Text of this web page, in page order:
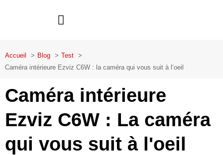
Accueil Blog
Test
Caméra intérieure Ezviz C6W : la caméra qui vous suit à l’oeil
Caméra intérieure
Ezviz C6W : La caméra
qui vous suit à l'oeil